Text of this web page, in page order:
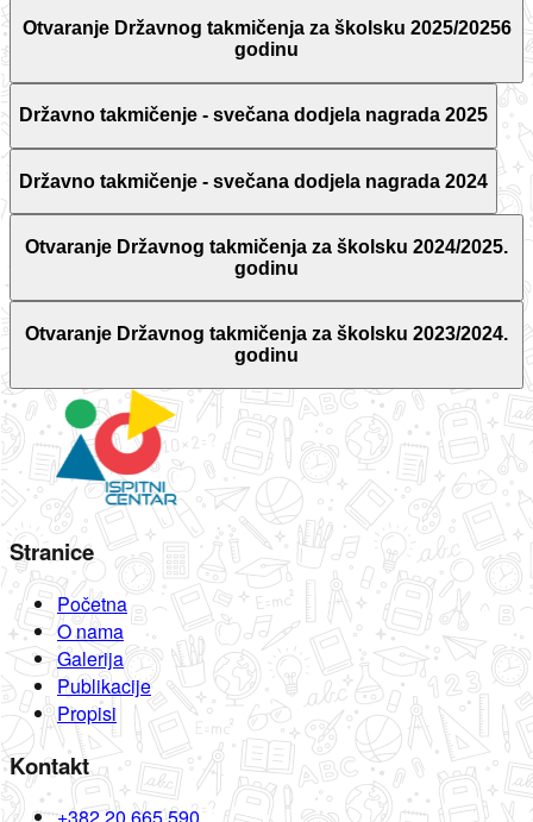
Otvaranje Državnog takmičenja za školsku 2025/20256
godinu
Državno takmičenje - svečana dodjela nagrada 2025
Državno takmičenje - svečana dodjela nagrada 2024
Otvaranje Državnog takmičenja za školsku 2024/2025.
godinu
Otvaranje Državnog takmičenja za školsku 2023/2024.
godinu
Stranice
Početna
O nama
Galerija
Publikacije
Propisi
Kontakt